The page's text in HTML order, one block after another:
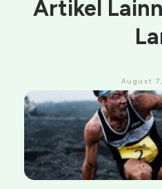
Artikel
August